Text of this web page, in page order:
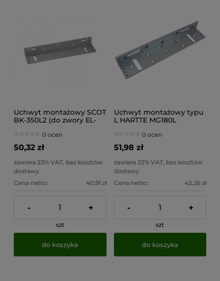
Uchwyt montażowy SCOT
BK-350L2 (do zwory EL-
0 ocen
50,32 zł
zawiera 23% VAT, bez kosztów
dostawy
Cena netto:
40,91 zł
- +
szt
do koszyka
Uchwyt montażowy typu
L HARTTE MG180L
0 ocen
51,98 zł
zawiera 23% VAT, bez kosztów
dostawy
Cena netto:
42,26 zł
- +
szt
do koszyka